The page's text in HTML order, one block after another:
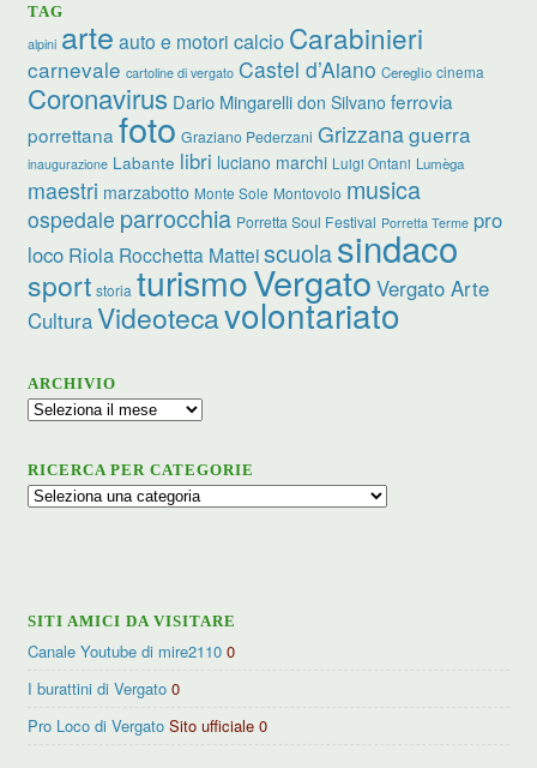
TAG
alpini arte auto e motori calcio Carabinieri
carnevale cartoline di vergato Castel d’Aiano Cereglio cinema
Coronavirus Dario Mingarelli don Silvano ferrovia
porrettana foto Graziano Pederzani Grizzanaguerra
inaugurazione Labante libri luciano marchi Luigi Ontani Lumèga
maestri marzabotto Monte Sole Montovolo musica
ospedale parrocchia Porretta Soul Festival Porretta Terme pro
loco Riola Rocchetta Matteiscuolasindaco
sport storia turismoVergato Vergato Arte
CulturaVideotecavolontariato
ARCHIVIO
Archivio
RICERCA PER CATEGORIE
Ricerca
SITI AMICI DA VISITARE
Canale Youtube di mire2110 0
I burattini di Vergato 0
Pro Loco di Vergato Sito ufficiale 0